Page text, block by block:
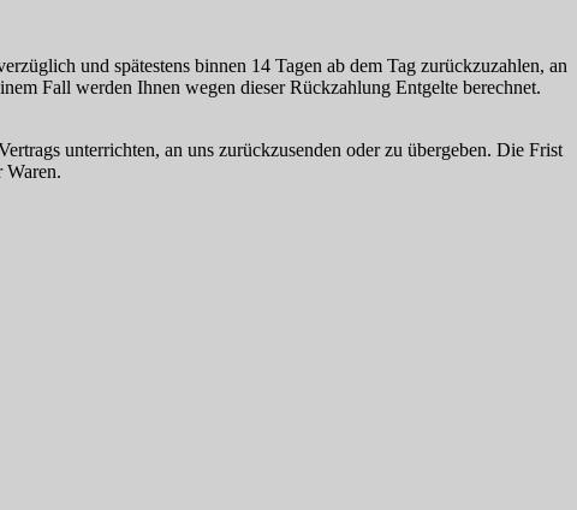
und spätestens binnen 14 Tagen ab dem Tag zurückzuzahlen, an
Fall werden Ihnen wegen dieser Rückzahlung Entgelte berechnet.
unterrichten, an uns zurückzusenden oder zu übergeben. Die Frist
Waren.